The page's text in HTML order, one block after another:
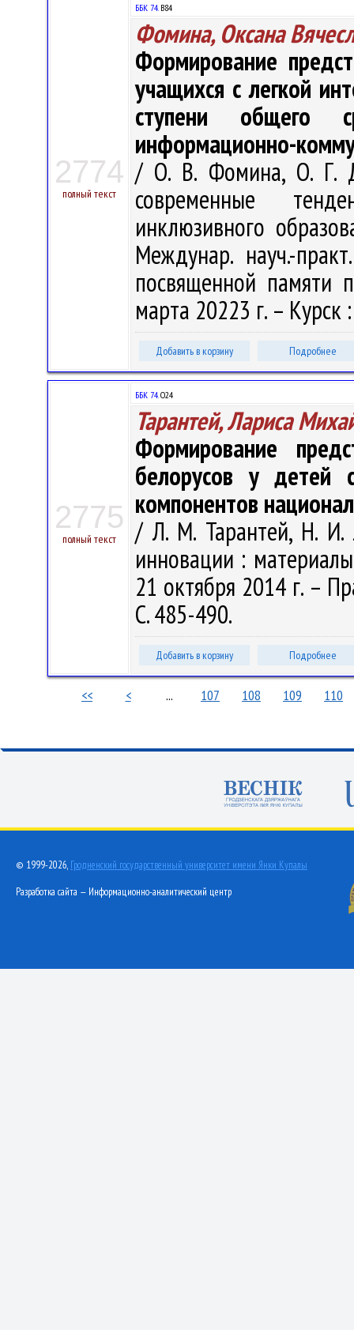
2774
полный текст
ББК 74.В84
Фомина, Оксана
Формирование
учащихся с легкой
ступени общего
информационно-
/ О. В. Фомина, О. Г.
современные
инклюзивного
Междунар. науч.-
посвященной памяти
марта 20223 г. – Курск
Добавить в корзину Подробнее
2775
полный текст
ББК 74.О24
Тарантей, Лариса
Формирование
белорусов у детей
компонентов
/ Л. М. Тарантей, Н. И.
инновации :
21 октября 2014 г. –
С. 485-490.
Добавить в корзину Подробнее
<< < ... 107 108 109 110
© 1999-2026, Гродненский государственный университет имени Янки Купалы
Разработка сайта — Информационно-аналитический центр